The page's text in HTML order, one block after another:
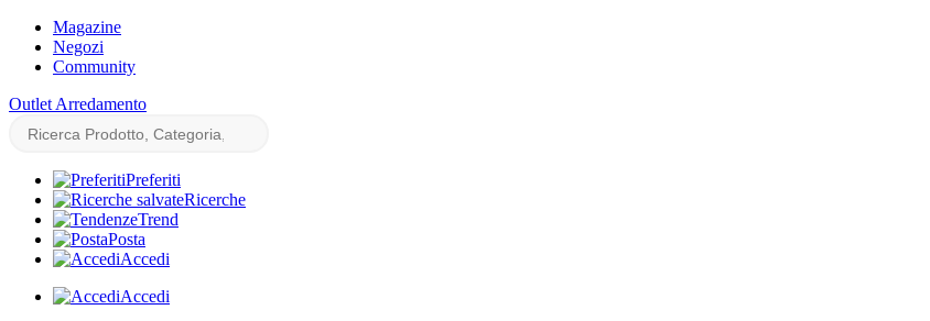
Magazine
Negozi
Community
Outlet Arredamento
Preferiti
Ricerche
Trend
Posta
Accedi
Accedi